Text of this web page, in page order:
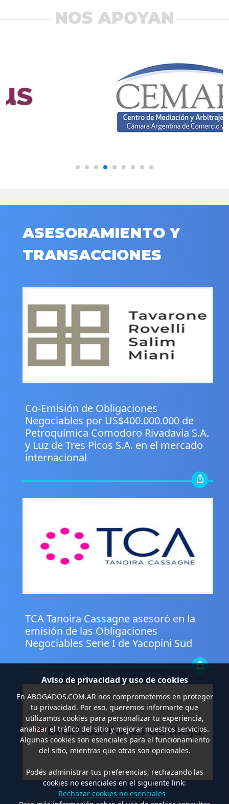
NOS APOYAN
ASESORAMIENTO Y
TRANSACCIONES
Co-Emisión de Obligaciones
Negociables por US$400.000.000 de
Petroquímica Comodoro Rivadavia S.A.
y Luz de Tres Picos S.A. en el mercado
internacional
TCA Tanoira Cassagne asesoró en la
emisión de las Obligaciones
Negociables Serie I de Yacopini Süd
Aviso de privacidad y uso de cookies
En ABOGADOS.COM.ARnos comprometemos en proteger
tu privacidad. Por eso, queremos informarte que
utilizamos cookies para personalizar tu experiencia,
analizar el tráfico del sitio y mejorar nuestros servicios.
Algunas cookies son esenciales para el funcionamiento
del sitio, mientras que otras son opcionales.
Podés administrar tus preferencias, rechazando las
cookies no esenciales en el siguiente link:
Rechazar cookies no esenciales